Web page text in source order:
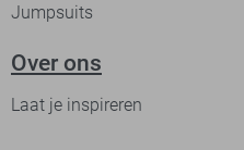
Jumpsuits
Over ons
Laat je inspireren